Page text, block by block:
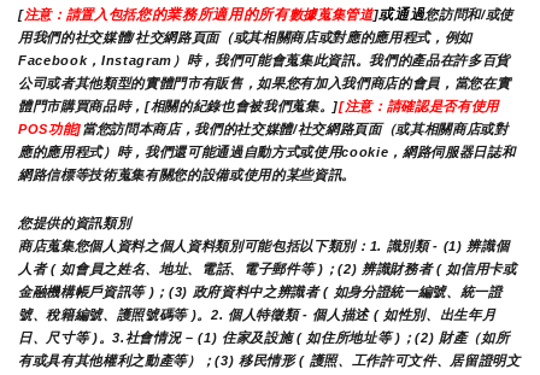
[注意：請置入包括您的業務所適用的所有數據蒐集管道]或通過您訪問和/或使
用我們的社交媒體/社交網路頁面（或其相關商店或對應的應用程式，例如
Facebook，Instagram）時，我們可能會蒐集此資訊。我們的產品在許多百貨
公司或者其他類型的實體門市有販售，如果您有加入我們商店的會員，當您在實
體門市購買商品時，[相關的紀錄也會被我們蒐集。][注意：請確認是否有使用
POS功能]當您訪問本商店，我們的社交媒體/社交網路頁面（或其相關商店或對
應的應用程式）時，我們還可能通過自動方式或使用cookie，網路伺服器日誌和
網路信標等技術蒐集有關您的設備或使用的某些資訊。
您提供的資訊類別
商店蒐集您個人資料之個人資料類別可能包括以下類別：1. 識別類 - (1) 辨識個
人者 ( 如會員之姓名、地址、電話、電子郵件等 )；(2) 辨識財務者 ( 如信用卡或
金融機構帳戶資訊等 )；(3) 政府資料中之辨識者 ( 如身分證統一編號、統一證
號、稅籍編號、護照號碼等 )。2. 個人特徵類 - 個人描述 ( 如性別、出生年月
日、尺寸等 )。3.社會情況 – (1) 住家及設施 ( 如住所地址等 )；(2) 財產（如所
有或具有其他權利之動產等）；(3) 移民情形 ( 護照、工作許可文件、居留證明文